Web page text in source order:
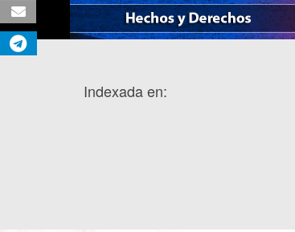
Indexada en: